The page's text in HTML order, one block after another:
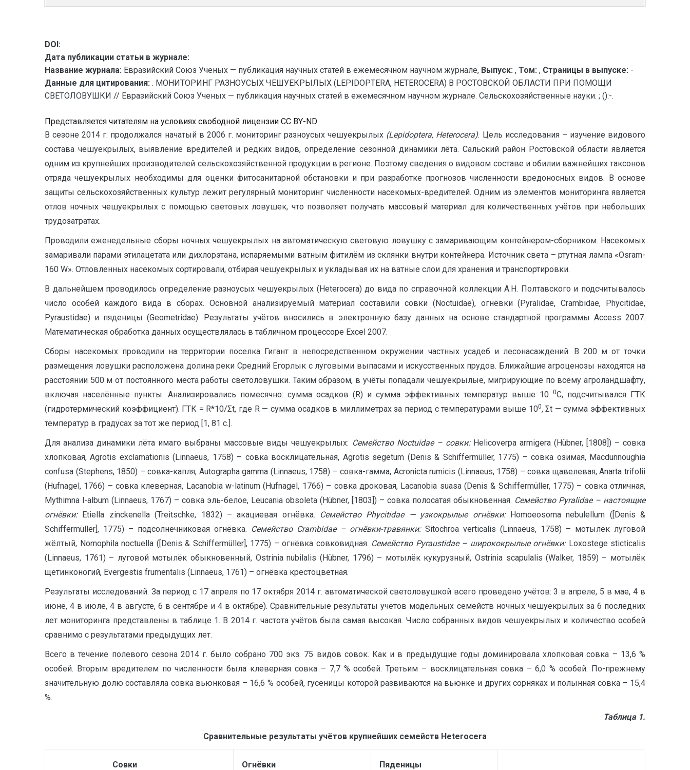
DOI:
Дата публикации статьи в журнале:
Название журнала: Евразийский Союз Ученых — публикация научных статей в ежемесячном научном журнале, Выпуск: , Том: , Страницы в выпуске: -
Данные для цитирования: . МОНИТОРИНГ РАЗНОУСЫХ ЧЕШУЕКРЫЛЫХ (LEPIDOPTERA, HETEROCERA) В РОСТОВСКОЙ ОБЛАСТИ ПРИ ПОМОЩИ
СВЕТОЛОВУШКИ // Евразийский Союз Ученых — публикация научных статей в ежемесячном научном журнале. Сельскохозяйственные науки. ; ():-.
Представляется читателям на условиях свободной лицензии CC BY-ND
В сезоне 2014 г. продолжался начатый в 2006 г. мониторинг разноусых чешуекрылых (Lepidoptera, Heterocera). Цель исследования – изучение видового
состава чешуекрылых, выявление вредителей и редких видов, определение сезонной динамики лёта. Сальский район Ростовской области является
одним из крупнейших производителей сельскохозяйственной продукции в регионе. Поэтому сведения о видовом составе и обилии важнейших таксонов
отряда чешуекрылых необходимы для оценки фитосанитарной обстановки и при разработке прогнозов численности вредоносных видов. В основе
защиты сельскохозяйственных культур лежит регулярный мониторинг численности насекомых-вредителей. Одним из элементов мониторинга является
отлов ночных чешуекрылых с помощью световых ловушек, что позволяет получать массовый материал для количественных учётов при небольших
трудозатратах.
Проводили еженедельные сборы ночных чешуекрылых на автоматическую световую ловушку с замаривающим контейнером-сборником. Насекомых
замаривали парами этилацетата или дихлорэтана, испаряемыми ватным фитилём из склянки внутри контейнера. Источник света – ртутная лампа «Osram-
160 W». Отловленных насекомых сортировали, отбирая чешуекрылых и укладывая их на ватные слои для хранения и транспортировки.
В дальнейшем проводилось определение разноусых чешуекрылых (Heterocera) до вида по справочной коллекции А.Н. Полтавского и подсчитывалось
число особей каждого вида в сборах. Основной анализируемый материал составили совки (Noctuidae), огнёвки (Pyralidae, Crambidae, Phycitidae,
Pyraustidae) и пяденицы (Geometridae). Результаты учётов вносились в электронную базу данных на основе стандартной программы Access 2007.
Математическая обработка данных осуществлялась в табличном процессоре Excel 2007.
Сборы насекомых проводили на территории поселка Гигант в непосредственном окружении частных усадеб и лесонасаждений. В 200 м от точки
размещения ловушки расположена долина реки Средний Егорлык с луговыми выпасами и искусственных прудов. Ближайшие агроценозы находятся на
расстоянии 500 м от постоянного места работы светоловушки. Таким образом, в учёты попадали чешуекрылые, мигрирующие по всему агроландшафту,
включая населённые пункты. Анализировались помесячно: сумма осадков (R) и сумма эффективных температур выше 10 0С, подсчитывался ГТК
(гидротермический коэффициент). ГТК = R*10/Σt, где R — сумма осадков в миллиметрах за период с температурами выше 100, Σt — сумма эффективных
температур в градусах за тот же период [1, 81 с.].
Для анализа динамики лёта имаго выбраны массовые виды чешуекрылых: Семейство Noctuidae – совки: Helicoverpa armigera (Hübner, [1808]) – совка
хлопковая, Agrotis exclamationis (Linnaeus, 1758) – совка восклицательная, Agrotis segetum (Denis & Schiffermüller, 1775) – совка озимая, Macdunnoughia
confusa (Stephens, 1850) – совка-капля, Autographa gamma (Linnaeus, 1758) – совка-гамма, Acronicta rumicis (Linnaeus, 1758) – совка щавелевая, Anarta trifolii
(Hufnagel, 1766) – совка клеверная, Lacanobia w-latinum (Hufnagel, 1766) – совка дроковая, Lacanobia suasa (Denis & Schiffermüller, 1775) – совка отличная,
Mythimna l-album (Linnaeus, 1767) – совка эль-белое, Leucania obsoleta (Hübner, [1803]) – совка полосатая обыкновенная. Семейство Pyralidae– настоящие
огнёвки:Etiella zinckenella (Treitschke, 1832) – акациевая огнёвка. Семейство Phycitidae— узкокрылые огнёвки:Homoeosoma nebulellum ([Denis &
Schiffermüller], 1775) – подсолнечниковая огнёвка. Семейство Crambidae– огнёвки-травянки:Sitochroa verticalis (Linnaeus, 1758) – мотылёк луговой
жёлтый, Nomophila noctuella ([Denis & Schiffermüller], 1775) – огнёвка совковидная. Семейство Pyraustidae – ширококрылые огнёвки:Loxostege sticticalis
(Linnaeus, 1761) – луговой мотылёк обыкновенный, Ostrinia nubilalis (Hübner, 1796) – мотылёк кукурузный, Ostrinia scapulalis (Walker, 1859) – мотылёк
щетинконогий, Evergestis frumentalis (Linnaeus, 1761) – огнёвка крестоцветная.
Результаты исследований. За период с 17 апреля по 17 октября 2014 г. автоматической светоловушкой всего проведено учётов: 3 в апреле, 5 в мае, 4 в
июне, 4 в июле, 4 в августе, 6 в сентябре и 4 в октябре). Сравнительные результаты учётов модельных семейств ночных чешуекрылых за 6 последних
лет мониторинга представлены в таблице 1. В 2014 г. частота учётов была самая высокая. Число собранных видов чешуекрылых и количество особей
сравнимо с результатами предыдущих лет.
Всего в течение полевого сезона 2014 г. было собрано 700 экз. 75 видов совок. Как и в предыдущие годы доминировала хлопковая совка – 13,6 %
особей. Вторым вредителем по численности была клеверная совка – 7,7 % особей. Третьим – восклицательная совка – 6,0 % особей. По-прежнему
значительную долю составляла совка вьюнковая – 16,6 % особей, гусеницы которой развиваются на вьюнке и других сорняках и полынная совка – 15,4
%.
Таблица 1.
Сравнительные результаты учётов крупнейших семейств Heterocera
Совки Огнёвки
Пяденицы